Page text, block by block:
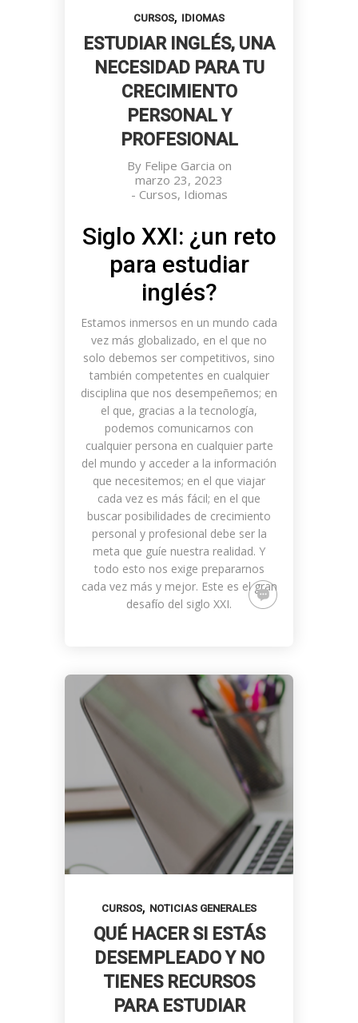
EN COLOMBIAOPCIONES
DESTACADAS
EN
COLOMBIA Y
EL MUNDO
CURSOS, IDIOMAS
ESTUDIAR INGLÉS, UNA
NECESIDAD PARA TU
CRECIMIENTO
PERSONAL Y
PROFESIONAL
By Felipe Garcia on
marzo 23, 2023
- Cursos, Idiomas
Siglo XXI: ¿un reto
para estudiar
inglés?
Estamos inmersos en un mundo cada
vez más globalizado, en el que no
solo debemos ser competitivos, sino
también competentes en cualquier
disciplina que nos desempeñemos; en
el que, gracias a la tecnología,
podemos comunicarnos con
cualquier persona en cualquier parte
del mundo y acceder a la información
que necesitemos; en el que viajar
cada vez es más fácil; en el que
buscar posibilidades de crecimiento
personal y profesional debe ser la
meta que guíe nuestra realidad. Y
todo esto nos exige prepararnos
cada vez más y mejor. Este es el gran
desafío del siglo XXI.
CURSOS, NOTICIAS GENERALES
QUÉ HACER SI ESTÁS
DESEMPLEADO Y NO
TIENES RECURSOS
PARA ESTUDIAR